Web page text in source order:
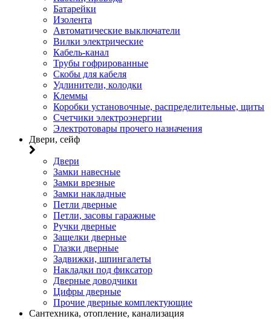
Батарейки
Изолента
Автоматические выключатели
Вилки электрические
Кабель-канал
Трубы гофрированные
Скобы для кабеля
Удлинители, колодки
Клеммы
Коробки установочные, распределительные, щиты
Счетчики электроэнергии
Электротовары прочего назначения
Двери, сейф
Двери
Замки навесные
Замки врезные
Замки накладные
Петли дверные
Петли, засовы гаражные
Ручки дверные
Защелки дверные
Глазки дверные
Задвижки, шпингалеты
Накладки под фиксатор
Дверные доводчики
Цифры дверные
Прочие дверные комплектующие
Сантехника, отопление, канализация